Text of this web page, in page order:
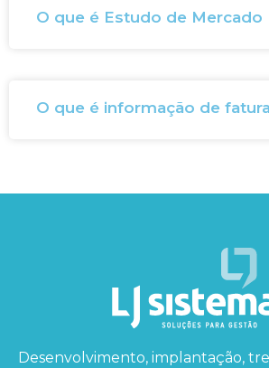
O que é Estudo de Mercado
O que é informação de
Desenvolvimento, implantação,